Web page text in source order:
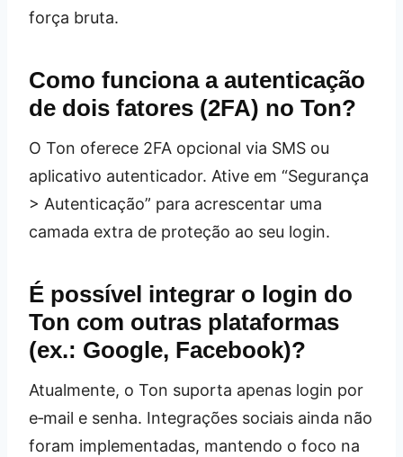
força bruta.
Como funciona a autenticação
de dois fatores (2FA) no Ton?
O Ton oferece 2FA opcional via SMS ou
aplicativo autenticador. Ative em “Segurança
> Autenticação” para acrescentar uma
camada extra de proteção ao seu login.
É possível integrar o login do
Ton com outras plataformas
(ex.: Google, Facebook)?
Atualmente, o Ton suporta apenas login por
e‑mail e senha. Integrações sociais ainda não
foram implementadas, mantendo o foco na